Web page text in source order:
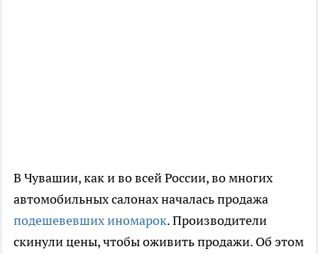
В Чувашии, как и во всей России, во многих
автомобильных салонах началась продажа
подешевевших иномарок. Производители
скинули цены, чтобы оживить продажи. Об этом